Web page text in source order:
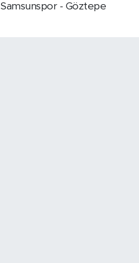
Samsunspor - Göztepe